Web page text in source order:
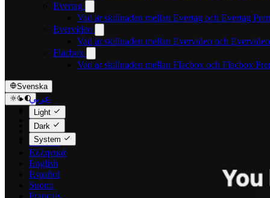
Evertag
Vad är skillnaden mellan Evertag och Evertag
Evervideo
Vad är skillnaden mellan Evervideo och
Flacbox
Vad är skillnaden mellan Flacbox och Flacbox
Svenska
عربي
Català
Čeština
Dansk
Deutsch
Ελληνικά
English
Español
Suomi
Français
Light
Dark
System